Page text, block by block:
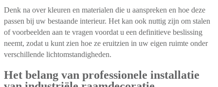
Denk na over kleuren en materialen die u aanspreken en hoe deze
passen bij uw bestaande interieur. Het kan ook nuttig zijn om stalen
of voorbeelden aan te vragen voordat u een definitieve beslissing
neemt, zodat u kunt zien hoe ze eruitzien in uw eigen ruimte onder
verschillende lichtomstandigheden.
Het belang van professionele installatie